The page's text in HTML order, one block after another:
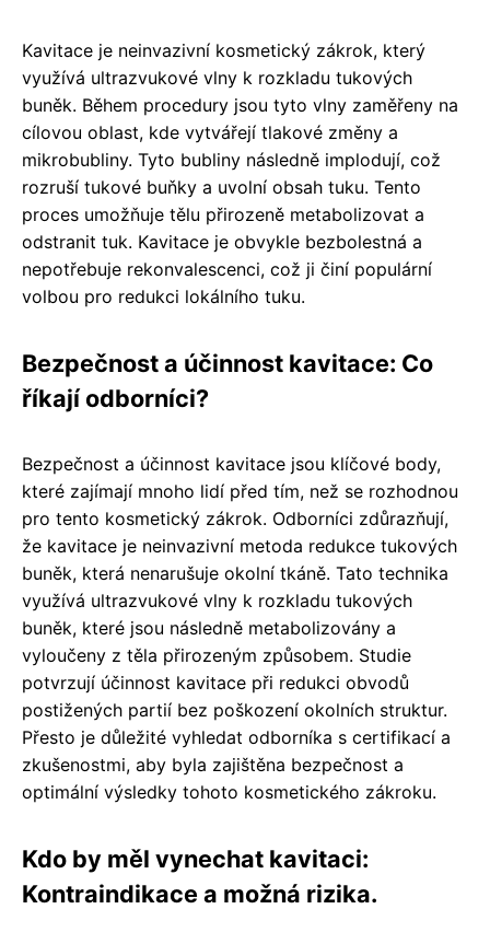
Kavitace je neinvazivní kosmetický zákrok, který
využívá ultrazvukové vlny k rozkladu tukových
buněk. Během procedury jsou tyto vlny zaměřeny na
cílovou oblast, kde vytvářejí tlakové změny a
mikrobubliny. Tyto bubliny následně implodují, což
rozruší tukové buňky a uvolní obsah tuku. Tento
proces umožňuje tělu přirozeně metabolizovat a
odstranit tuk. Kavitace je obvykle bezbolestná a
nepotřebuje rekonvalescenci, což ji činí populární
volbou pro redukci lokálního tuku.
Bezpečnost a účinnost kavitace: Co
říkají odborníci?
Bezpečnost a účinnost kavitace jsou klíčové body,
které zajímají mnoho lidí před tím, než se rozhodnou
pro tento kosmetický zákrok. Odborníci zdůrazňují,
že kavitace je neinvazivní metoda redukce tukových
buněk, která nenarušuje okolní tkáně. Tato technika
využívá ultrazvukové vlny k rozkladu tukových
buněk, které jsou následně metabolizovány a
vyloučeny z těla přirozeným způsobem. Studie
potvrzují účinnost kavitace při redukci obvodů
postižených partií bez poškození okolních struktur.
Přesto je důležité vyhledat odborníka s certifikací a
zkušenostmi, aby byla zajištěna bezpečnost a
optimální výsledky tohoto kosmetického zákroku.
Kdo by měl vynechat kavitaci:
Kontraindikace a možná rizika.